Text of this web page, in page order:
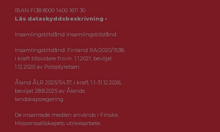
IBAN FI38 8000 1400 1611 30
Läs dataskyddsbeskrivning ›
Insamlingstillstånd Insamlingstillstånd:
Insamlingstillstånd: Finland RA/2020/1538,
i kraft tillsvidare fr.o.m. 1.1.2021, beviljat
1.12.2020 av Polisstyrelsen.
Åland ÅLR 2025/5437, i kraft 1.1-31.12.2026,
beviljat 28.8.2025 av Ålands
landskapsregering.
De insamlade medlen används i Finska
Missionssällskapets utrikesarbete.